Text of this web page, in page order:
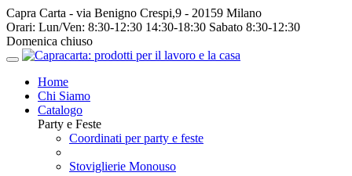
Capra Carta - via Benigno Crespi,9 - 20159 Milano
Orari: Lun/Ven: 8:30-12:30 14:30-18:30 Sabato 8:30-12:30
Domenica chiuso
Home
Chi Siamo
Catalogo
Party e Feste
Coordinati per party e feste
Stoviglierie Monouso